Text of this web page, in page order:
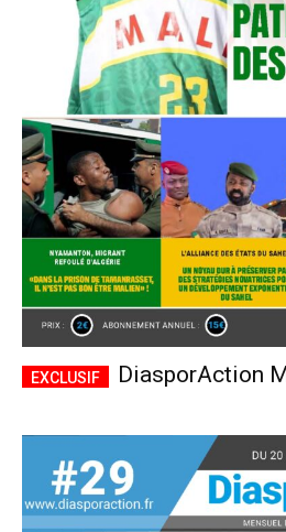
DiasporAction